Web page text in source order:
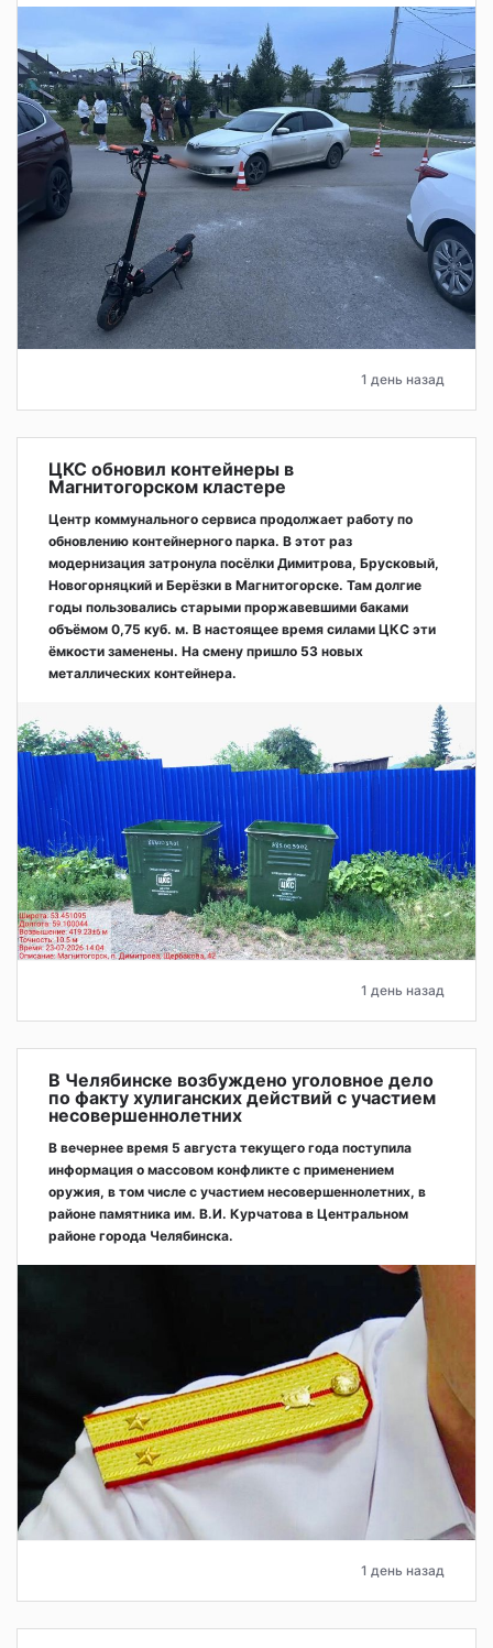
1 день назад
ЦКС обновил контейнеры в
Магнитогорском кластере
Центр коммунального сервиса продолжает работу по
обновлению контейнерного парка. В этот раз
модернизация затронула посёлки Димитрова, Брусковый,
Новогорняцкий и Берёзки в Магнитогорске. Там долгие
годы пользовались старыми проржавевшими баками
объёмом 0,75 куб. м. В настоящее время силами ЦКС эти
ёмкости заменены. На смену пришло 53 новых
металлических контейнера.
1 день назад
В Челябинске возбуждено уголовное дело
по факту хулиганских действий с участием
несовершеннолетних
В вечернее время 5 августа текущего года поступила
информация о массовом конфликте с применением
оружия, в том числе с участием несовершеннолетних, в
районе памятника им. В.И. Курчатова в Центральном
районе города Челябинска.
1 день назад